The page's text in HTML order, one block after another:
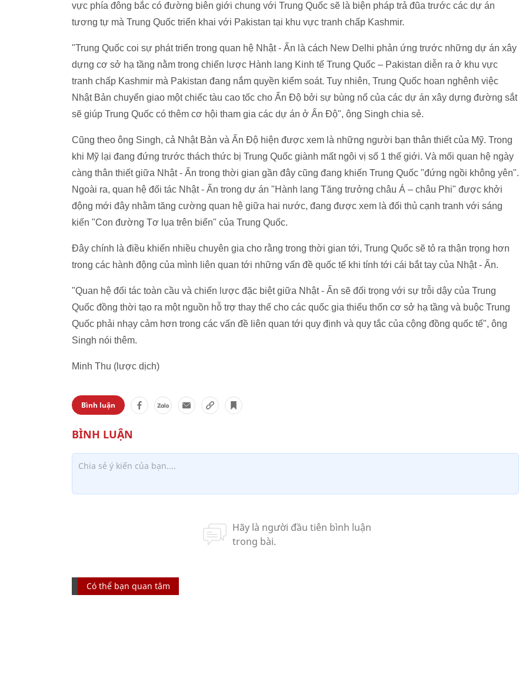
vực phía đông bắc có đường biên giới chung với Trung Quốc sẽ là biện pháp trả đũa trước các dự án
tương tự mà Trung Quốc triển khai với Pakistan tại khu vực tranh chấp Kashmir.
"Trung Quốc coi sự phát triển trong quan hệ Nhật - Ấn là cách New Delhi phản ứng trước những dự án xây
dựng cơ sở hạ tầng nằm trong chiến lược Hành lang Kinh tế Trung Quốc – Pakistan diễn ra ở khu vực
tranh chấp Kashmir mà Pakistan đang nắm quyền kiểm soát. Tuy nhiên, Trung Quốc hoan nghênh việc
Nhật Bản chuyển giao một chiếc tàu cao tốc cho Ấn Độ bởi sự bùng nổ của các dự án xây dựng đường sắt
sẽ giúp Trung Quốc có thêm cơ hội tham gia các dự án ở Ấn Độ", ông Singh chia sẻ.
Cũng theo ông Singh, cả Nhật Bản và Ấn Độ hiện được xem là những người bạn thân thiết của Mỹ. Trong
khi Mỹ lại đang đứng trước thách thức bị Trung Quốc giành mất ngôi vị số 1 thế giới. Và mối quan hệ ngày
càng thân thiết giữa Nhật - Ấn trong thời gian gần đây cũng đang khiến Trung Quốc "đứng ngồi không yên".
Ngoài ra, quan hệ đối tác Nhật - Ấn trong dự án "Hành lang Tăng trưởng châu Á – châu Phi" được khởi
động mới đây nhằm tăng cường quan hệ giữa hai nước, đang được xem là đối thủ cạnh tranh với sáng
kiến "Con đường Tơ lụa trên biển" của Trung Quốc.
Đây chính là điều khiến nhiều chuyên gia cho rằng trong thời gian tới, Trung Quốc sẽ tỏ ra thận trọng hơn
trong các hành động của mình liên quan tới những vấn đề quốc tế khi tính tới cái bắt tay của Nhật - Ấn.
"Quan hệ đối tác toàn cầu và chiến lược đặc biệt giữa Nhật - Ấn sẽ đối trọng với sự trỗi dậy của Trung
Quốc đồng thời tạo ra một nguồn hỗ trợ thay thế cho các quốc gia thiếu thốn cơ sở hạ tầng và buộc Trung
Quốc phải nhạy cảm hơn trong các vấn đề liên quan tới quy định và quy tắc của cộng đồng quốc tế", ông
Singh nói thêm.
Minh Thu (lược dịch)
Bình luận
Có thể bạn quan tâm